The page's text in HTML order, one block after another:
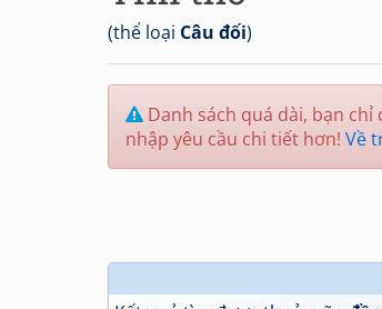
(thể loại Câu đối)
Danh sách quá dài, bạn
nhập yêu cầu chi tiết hơn! Về